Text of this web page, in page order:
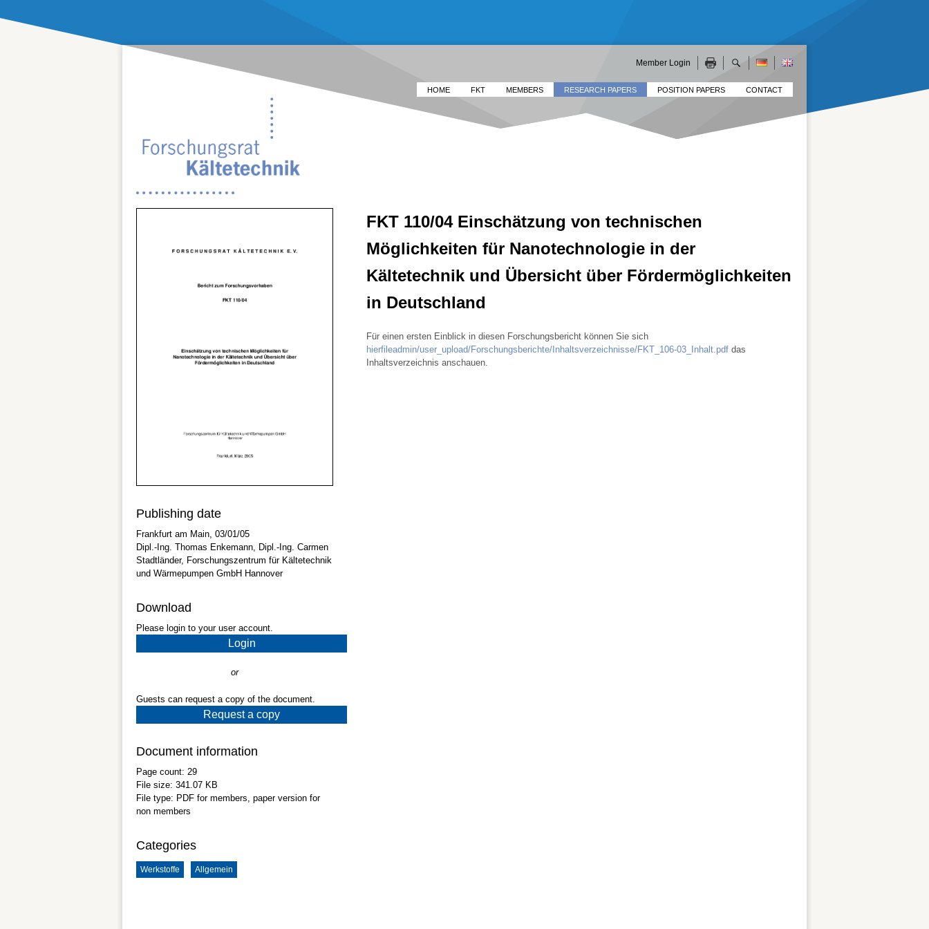
Member Login
HOME FKT MEMBERS RESEARCH PAPERS POSITION PAPERS CONTACT
FKT 110/04 Einschätzung von technischen
Möglichkeiten für Nanotechnologie in der
Kältetechnik und Übersicht über Fördermöglichkeiten
in Deutschland
Für einen ersten Einblick in diesen Forschungsbericht können Sie sich
hierfileadmin/user_upload/Forschungsberichte/Inhaltsverzeichnisse/FKT_106-03_Inhalt.pdfdas
Inhaltsverzeichnis anschauen.
Publishing date
Frankfurt am Main, 03/01/05
Dipl.-Ing. Thomas Enkemann, Dipl.-Ing. Carmen
Stadtländer, Forschungszentrum für Kältetechnik
und Wärmepumpen GmbH Hannover
Download
Please login to your user account.
Login
or
Guests can request a copy of the document.
Request a copy
Document information
Page count: 29
File size: 341.07 KB
File type: PDF for members, paper version for
non members
Categories
Werkstoffe Allgemein